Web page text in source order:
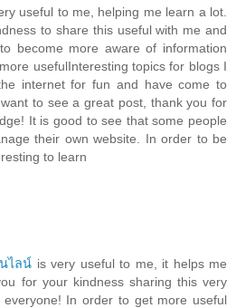
useful to me, helping me learn a lot.
to share this useful with me and
become more aware of information
usefulInteresting topics for blogs I
internet for fun and have come to
to see a great post, thank you for
It is good to see that some people
their own website. In order to be
to learn
ไลน์ is very useful to me, it helps me
for your kindness sharing this very
In order to get more useful